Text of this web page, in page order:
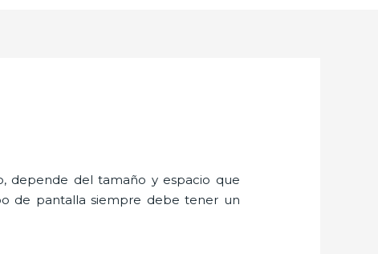
depende del tamaño y espacio que
de pantalla siempre debe tener un